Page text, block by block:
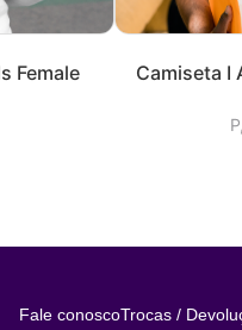
Female
Camiseta I
Fale conoscoTrocas /